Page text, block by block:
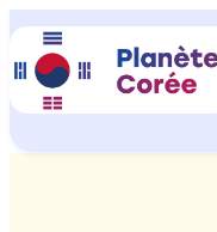
Aller
au
contenu